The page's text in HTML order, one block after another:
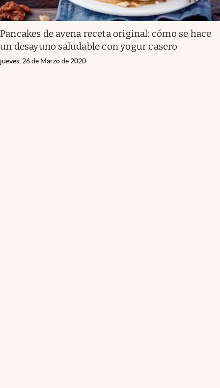
Pancakes de avena receta original: cómo se hace
un desayuno saludable con yogur casero
jueves, 26 de Marzo de 2020